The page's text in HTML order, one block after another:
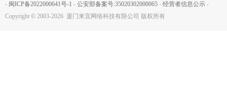
- 闽ICP备2022000641号-1 - 公安部备案号:35020302000065 - 经营者信息公示 -
Copyright © 2003-2026 厦门来宜网络科技有限公司 版权所有